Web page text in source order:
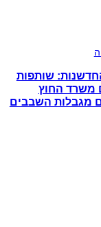
שותפות
משרד החוץ
מגבלות השבבים